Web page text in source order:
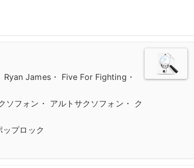
James・ Five For Fighting・
ソフォン・ アルトサクソフォン・ ク
プロック